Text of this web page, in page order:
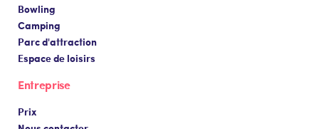
Bowling
Camping
Parc d'attraction
Espace de loisirs
Entreprise
Prix